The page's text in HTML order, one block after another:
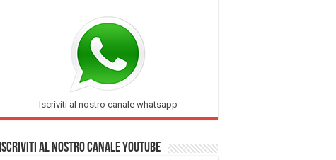
Iscriviti al nostro canale whatsapp
Iscriviti al nostro Canale Youtube